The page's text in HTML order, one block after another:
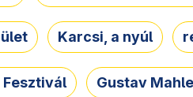
Karcsi, a nyúl
Fesztivál Gustav